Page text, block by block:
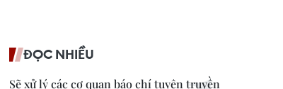
ĐỌC NHIỀU
Sẽ xử lý các cơ quan báo chí tuyên truyền